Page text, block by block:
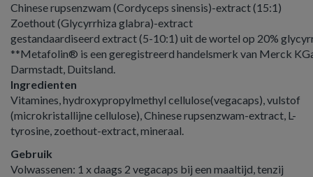
Chinese rupsenzwam (Cordyceps sinensis)-extract (15:1)
Zoethout (Glycyrrhiza glabra)-extract
gestandaardiseerd extract (5-10:1) uit de wortel op 20%
**Metafolin® is een geregistreerd handelsmerk van Merck
Darmstadt, Duitsland.
Ingredienten
Vitamines, hydroxypropylmethyl cellulose(vegacaps), vulstof
(microkristallijne cellulose), Chinese rupsenzwam-extract, L-
tyrosine, zoethout-extract, mineraal.
Gebruik
Volwassenen: 1 x daags 2 vegacaps bij een maaltijd, tenzij